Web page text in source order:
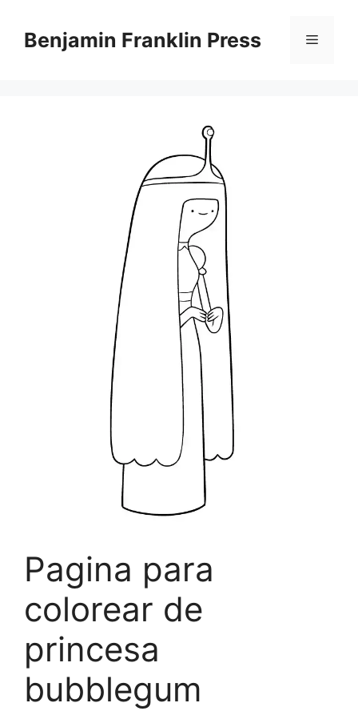
contentBenjamin Franklin Press Menu
Pagina para
colorear de
princesa
bubblegum